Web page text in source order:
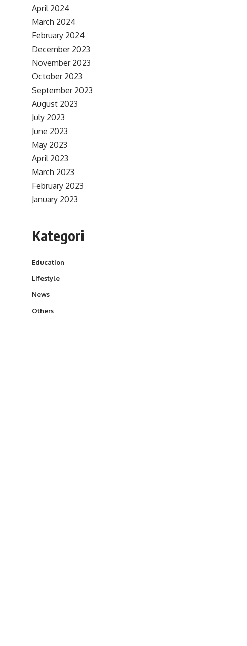
April 2024
March 2024
February 2024
December 2023
November 2023
October 2023
September 2023
August 2023
July 2023
June 2023
May 2023
April 2023
March 2023
February 2023
January 2023
Kategori
Education
Lifestyle
News
Others